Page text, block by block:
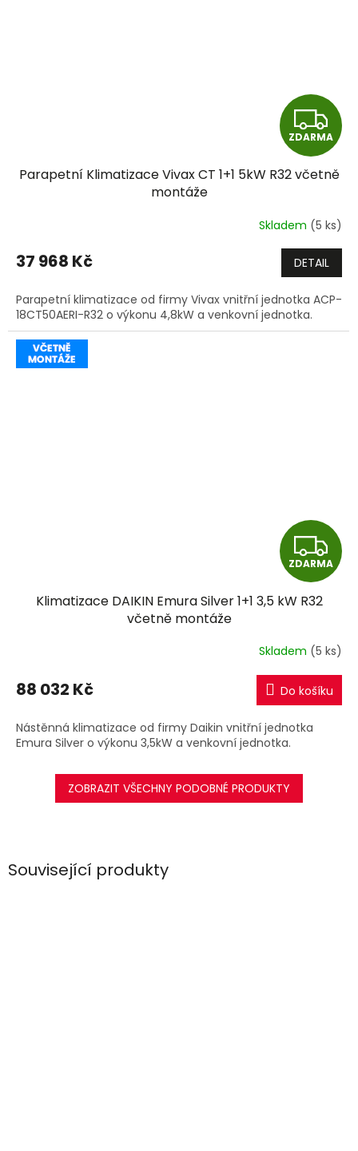
Související produkty
Z
D
A
R
M
A
ZDARMA
Parapetní Klimatizace Vivax CT 1+1 5kW R32 včetně
montáže
Skladem (5 ks)
37 968 Kč DETAIL
Parapetní klimatizace od firmy Vivax vnitřní jednotka ACP-
18CT50AERI-R32 o výkonu 4,8kW a venkovní jednotka.
Z
D
R
M
A
ZDARMA
Klimatizace DAIKIN Emura Silver 1+1 3,5 kW R32
včetně montáže
Skladem (5 ks)
88 032 Kč Do košíku
Nástěnná klimatizace od firmy Daikin vnitřní jednotka
Emura Silver o výkonu 3,5kW a venkovní jednotka.
ZOBRAZIT VŠECHNY PODOBNÉ PRODUKTY